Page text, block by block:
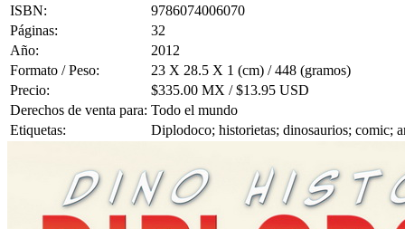
ISBN:
9786074006070
Páginas:
32
Año:
2012
Formato / Peso:
23 X 28.5 X 1 (cm) / 448 (gramos)
Precio:
$335.00 MX / $13.95 USD
Derechos de venta para: Todo el mundo
Etiquetas:
Diplodoco; historietas; dinosaurios; comic;